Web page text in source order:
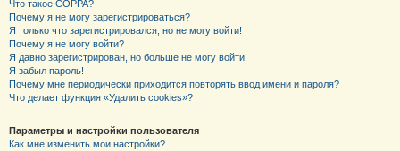
Что такое COPPA?
Почему я не могу зарегистрироваться?
Я только что зарегистрировался, но не могу войти!
Почему я не могу войти?
Я давно зарегистрирован, но больше не могу войти!
Я забыл пароль!
Почему мне периодически приходится повторять ввод имени и пароля?
Что делает функция «Удалить cookies»?
Параметры и настройки пользователя
Как мне изменить мои настройки?